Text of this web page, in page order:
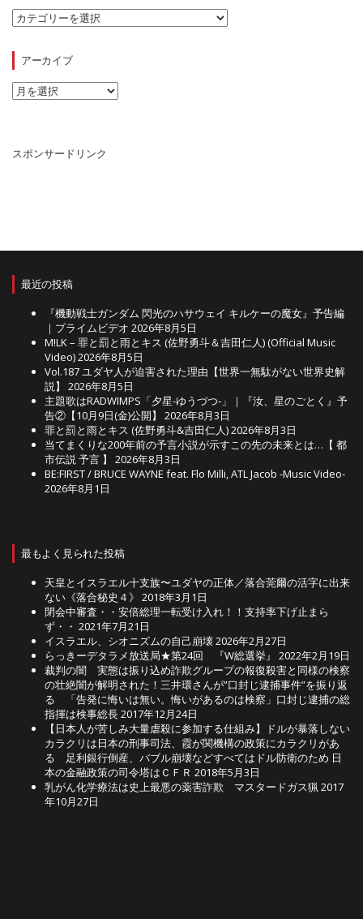
カ
テ
ー
アーカイブ
ア
ー
スポンサードリンク
最近の投稿
『機動戦士ガンダム 閃光のハサウェイ キルケーの魔女』予告編
｜プライムビデオ 2026年8月5日
M!LK – 罪と罰と雨とキス (佐野勇斗＆吉田仁人) (Official Music
Video)2026年8月5日
Vol.187 ユダヤ人が迫害された理由【世界一無駄がない世界史解
説】
2026年8月5日
主題歌はRADWIMPS「夕星-ゆうづつ-」｜『汝、星のごとく』予
告②【10月9日(金)公開】
2026年8月3日
罪と罰と雨とキス (佐野勇斗&吉田仁人)2026年8月3日
当てまくりな200年前の予言小説が示すこの先の未来とは…【 都
市伝説 予言 】
2026年8月3日
BE:FIRST / BRUCE WAYNE feat. Flo Milli, ATL Jacob -Music Video-
2026年8月1日
最もよく見られた投稿
天皇とイスラエル十支族〜ユダヤの正体／落合莞爾の活字に出来
ない《落合秘史４》 2018年3月1日
閉会中審査・・安倍総理一転受け入れ！！支持率下げ止まら
ず・・ 2021年7月21日
イスラエル、シオニズムの自己崩壊2026年2月27日
らっきーデタラメ放送局★第24回 『W総選挙』
2022年2月19日
裁判の闇 実態は振り込め詐欺グループの報復殺害と同様の検察
の壮絶闇が解明された！三井環さんが”口封じ逮捕事件”を振り返
る 「告発に悔いは無い。悔いがあるのは検察」口封じ逮捕の総
指揮は検事総長2017年12月24日
【日本人が苦しみ大量虐殺に参加する仕組み】ドルが暴落しない
カラクリは日本の刑事司法、霞が関機構の政策にカラクリがあ
る 足利銀行倒産、バブル崩壊などすべてはドル防衛のため 日
本の金融政策の司令塔はＣＦＲ 2018年5月3日
乳がん化学療法は史上最悪の薬害詐欺 マスタードガス猟 2017
年10月27日